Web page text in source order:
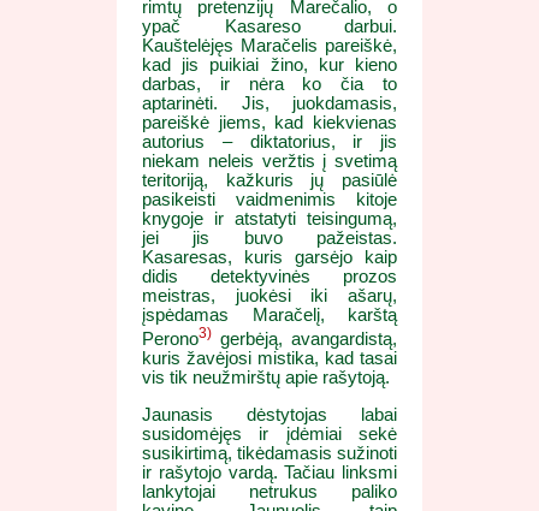
rimtų pretenzijų Marečalio, o
ypač Kasareso darbui.
Kauštelėjęs Maračelis pareiškė,
kad jis puikiai žino, kur kieno
darbas, ir nėra ko čia to
aptarinėti. Jis, juokdamasis,
pareiškė jiems, kad kiekvienas
autorius – diktatorius, ir jis
niekam neleis veržtis į svetimą
teritoriją, kažkuris jų pasiūlė
pasikeisti vaidmenimis kitoje
knygoje ir atstatyti teisingumą,
jei jis buvo pažeistas.
Kasaresas, kuris garsėjo kaip
didis detektyvinės prozos
meistras, juokėsi iki ašarų,
įspėdamas Maračelį, karštą
Perono3) gerbėją, avangardistą,
kuris žavėjosi mistika, kad tasai
vis tik neužmirštų apie rašytoją.
Jaunasis dėstytojas labai
susidomėjęs ir įdėmiai sekė
susikirtimą, tikėdamasis sužinoti
ir rašytojo vardą. Tačiau linksmi
lankytojai netrukus paliko